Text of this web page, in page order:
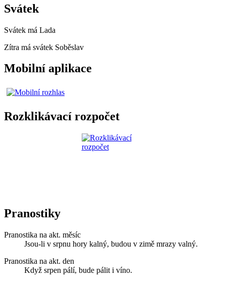
Svátek
Svátek má Lada
Zítra má svátek Soběslav
Mobilní aplikace
Rozklikávací rozpočet
Pranostiky
Pranostika na akt. měsíc
Jsou-li v srpnu hory kalný, budou v zimě mrazy valný.
Pranostika na akt. den
Když srpen pálí, bude pálit i víno.